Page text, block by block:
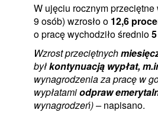
W ujęciu rocznym
9 osób) wzrosło o 12,6
o pracę wychodziło średnio
Wzrost przeciętnych
byłkontynuacją wypłat,
wynagrodzenia za pracę w
wypłatamiodpraw
wynagrodzeń) –napisano.